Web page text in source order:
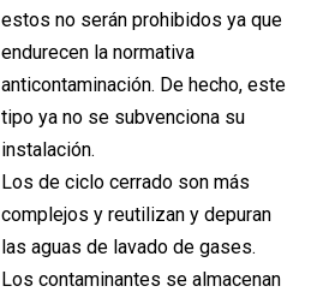
estos no serán prohibidos ya que
endurecen la normativa
anticontaminación. De hecho, este
tipo ya no se subvenciona su
instalación.
Los de ciclo cerrado son más
complejos y reutilizan y depuran
las aguas de lavado de gases.
Los contaminantes se almacenan